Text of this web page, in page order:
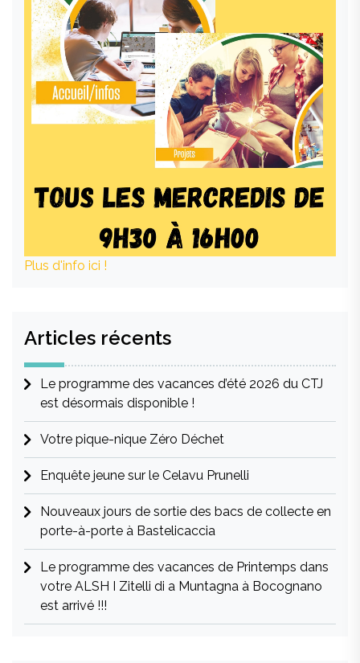
Plus d'info ici !
Articles récents
Le programme des vacances d’été 2026 du CTJ
est désormais disponible !
Votre pique-nique Zéro Déchet
Enquête jeune sur le Celavu Prunelli
Nouveaux jours de sortie des bacs de collecte en
porte-à-porte à Bastelicaccia
Le programme des vacances de Printemps dans
votre ALSH I Zitelli di a Muntagna à Bocognano
est arrivé !!!